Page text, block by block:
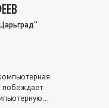
побеждает